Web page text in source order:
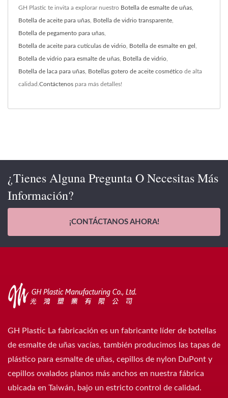
GH Plastic te invita a explorar nuestro Botella de esmalte de uñas
Botella de aceite para uñas Botella de vidrio transparente
Botella de pegamento para uñas
Botella de aceite para cutículas de vidrio Botella de esmalte en gel
Botella de vidrio para esmalte de uñas Botella de vidrio
Botella de laca para uñas Botellas gotero de aceite cosmético de alta
calidad. Contáctenos para más detalles!
¿Tienes Alguna Pregunta O Necesitas Más
Información?
¡CONTÁCTANOS AHORA!
GH Plastic La fabricación es un fabricante líder de botellas
de esmalte de uñas vacías, también producimos las tapas de
plástico para esmalte de uñas, cepillos de nylon DuPont y
cepillos ovalados planos más anchos en nuestra fábrica
ubicada en Taiwán, bajo un estricto control de calidad.